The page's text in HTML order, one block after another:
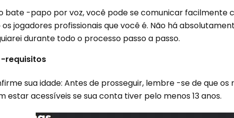
bate -papo por voz, você pode se comunicar facilmente
jogadores profissionais que você é. Não há
durante todo o processo passo a passo.
-requisitos
sua idade: Antes de prosseguir, lembre -se de que
estar acessíveis se sua conta tiver pelo menos 13 anos.